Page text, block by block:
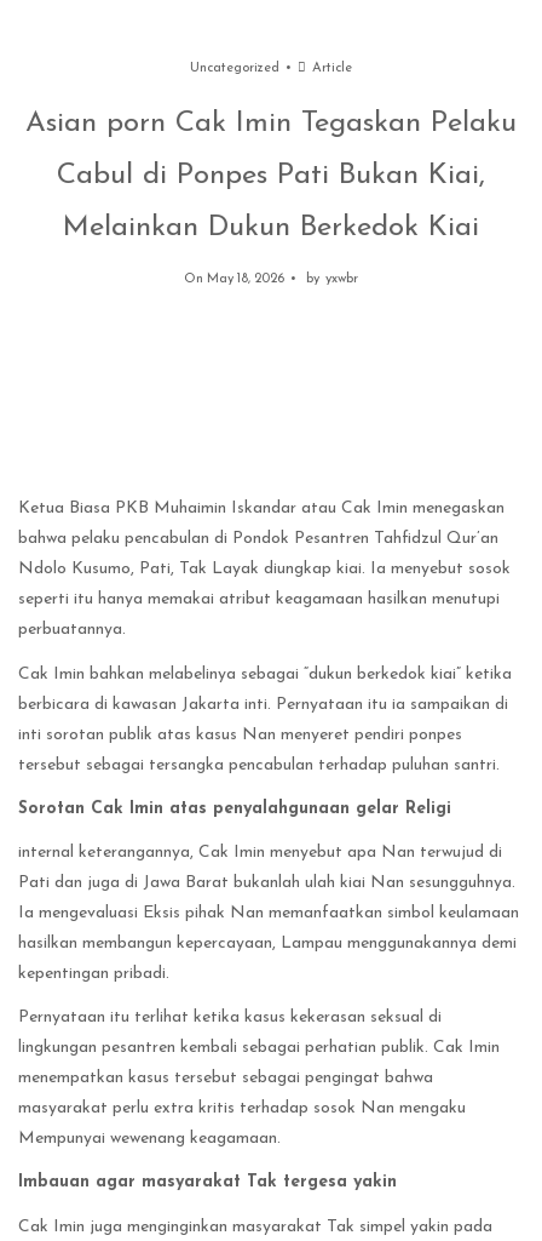
Uncategorized Article
Asian porn Cak Imin Tegaskan Pelaku
Cabul di Ponpes Pati Bukan Kiai,
Melainkan Dukun Berkedok Kiai
On May 18, 2026 by yxwbr
Ketua Biasa PKB Muhaimin Iskandar atau Cak Imin menegaskan
bahwa pelaku pencabulan di Pondok Pesantren Tahfidzul Qur’an
Ndolo Kusumo, Pati, Tak Layak diungkap kiai. Ia menyebut sosok
seperti itu hanya memakai atribut keagamaan hasilkan menutupi
perbuatannya.
Cak Imin bahkan melabelinya sebagai “dukun berkedok kiai” ketika
berbicara di kawasan Jakarta inti. Pernyataan itu ia sampaikan di
inti sorotan publik atas kasus Nan menyeret pendiri ponpes
tersebut sebagai tersangka pencabulan terhadap puluhan santri.
Sorotan Cak Imin atas penyalahgunaan gelar Religi
internal keterangannya, Cak Imin menyebut apa Nan terwujud di
Pati dan juga di Jawa Barat bukanlah ulah kiai Nan sesungguhnya.
Ia mengevaluasi Eksis pihak Nan memanfaatkan simbol keulamaan
hasilkan membangun kepercayaan, Lampau menggunakannya demi
kepentingan pribadi.
Pernyataan itu terlihat ketika kasus kekerasan seksual di
lingkungan pesantren kembali sebagai perhatian publik. Cak Imin
menempatkan kasus tersebut sebagai pengingat bahwa
masyarakat perlu extra kritis terhadap sosok Nan mengaku
Mempunyai wewenang keagamaan.
Imbauan agar masyarakat Tak tergesa yakin
Cak Imin juga menginginkan masyarakat Tak simpel yakin pada